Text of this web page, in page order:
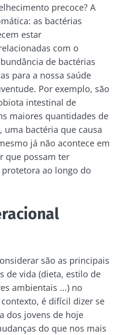
precoce? A
as bactérias
estar
com o
de bactérias
para a nossa saúde
Por exemplo, são
intestinal de
maiores quantidades de
uma bactéria que causa
já não acontece em
que possam ter
ao longo do
são as principais
de vida (dieta, estilo de
ambientais ...) no
é difícil dizer se
dos jovens de hoje
do que nos mais